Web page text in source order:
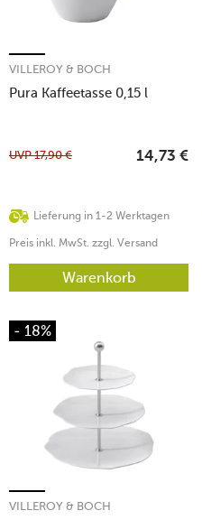
Pura Kaffeetasse 0,15 l
VILLEROY & BOCH
Lieferung in 1-2 Werktagen
UVP17,90 € 14,73 €
Preis inkl. MwSt. zzgl. Versand
Warenkorb
- 18%
VILLEROY & BOCH